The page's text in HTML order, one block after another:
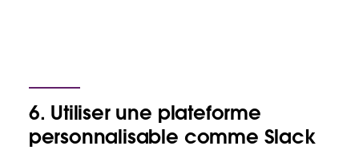
6. Utiliser une plateforme
personnalisable comme Slack